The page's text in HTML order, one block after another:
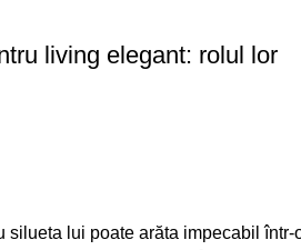
living elegant: rolul lor
silueta lui poate arăta impecabil într-